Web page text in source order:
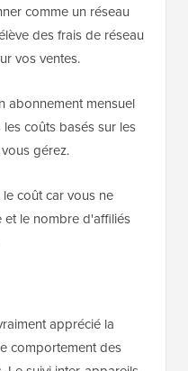
comme un réseau
des frais de réseau
vos ventes.
abonnement mensuel
coûts basés sur les
gérez.
coût car vous ne
le nombre d'affiliés
apprécié la
comportement des